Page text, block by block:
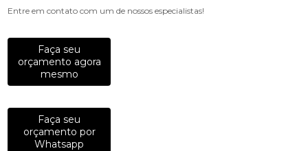
Entre em contato com um de nossos especialistas!
Faça seu
orçamento agora
mesmo
Faça seu
orçamento por
Whatsapp